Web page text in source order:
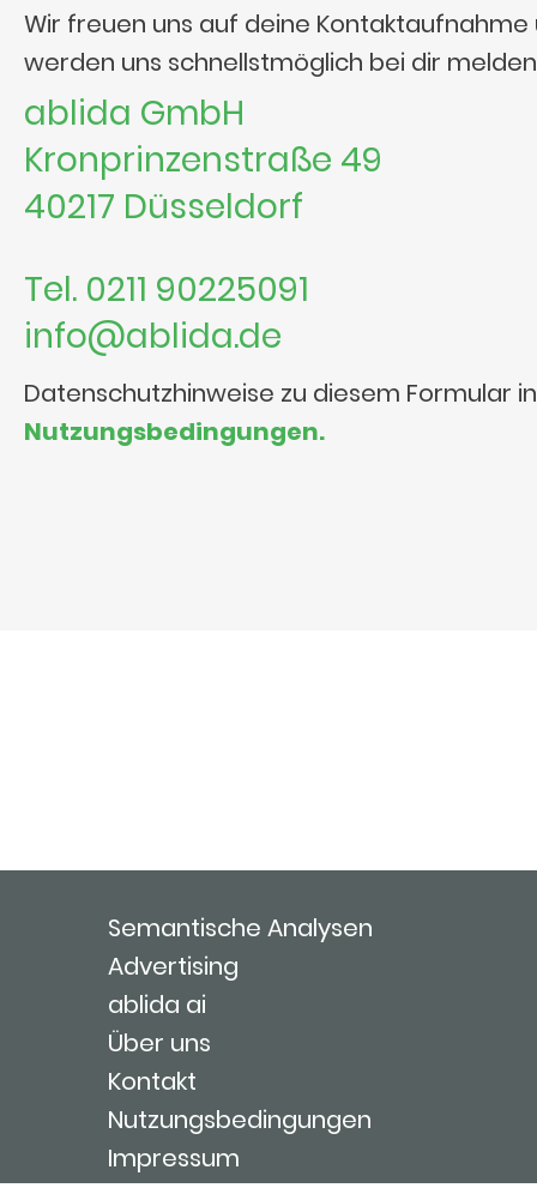
Wir freuen uns auf deine Kontaktaufnahme
werden uns schnellstmöglich bei dir
ablida GmbH
Kronprinzenstraße 49
40217 Düsseldorf
Tel. 0211 90225091
info@ablida.de
Datenschutzhinweise zu diesem Formular
Nutzungsbedingungen.
Semantische Analysen
Advertising
ablida ai
Über uns
Kontakt
Nutzungsbedingungen
Impressum